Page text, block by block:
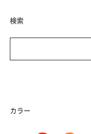
検索
カラー